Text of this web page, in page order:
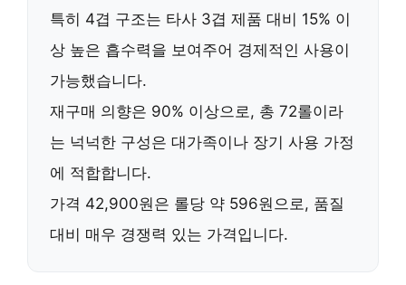
특히 4겹 구조는 타사 3겹 제품 대비 15% 이
상 높은 흡수력을 보여주어 경제적인 사용이
가능했습니다.
재구매 의향은 90% 이상으로, 총 72롤이라
는 넉넉한 구성은 대가족이나 장기 사용 가정
에 적합합니다.
가격 42,900원은 롤당 약 596원으로, 품질
대비 매우 경쟁력 있는 가격입니다.